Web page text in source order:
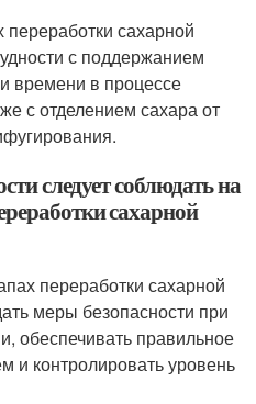
сахарной
с поддержанием
времени в процессе
с отделением сахара от
следует соблюдать на
сахарной
переработки сахарной
меры безопасности при
обеспечивать правильное
и контролировать уровень